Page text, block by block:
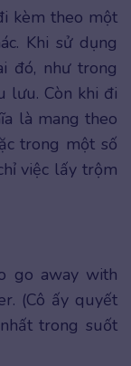
kèm theo một
Khi sử dụng
đó, như trong
lưu. Còn khi đi
là mang theo
trong một số
việc lấy trộm
go away with
(Cô ấy quyết
trong suốt